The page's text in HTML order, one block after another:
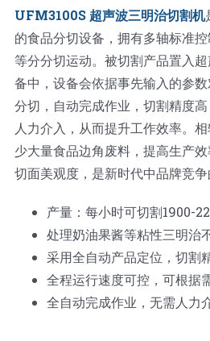
UFM3100S 超声波三明治切割机
的食品分切设备，拥有多轴标准
等分分切运动。被切割产品置入
备中，设备会依据事先输入的参数
分切，自动完成作业，切割精度
人力介入，从而提升工作效率。
少大量食品边角废料，提高生产
切面美观度，是新时代中品牌竞争
产量：每小时可切割1900-
处理奶油果酱等粘性三明治
采用全自动产品定位，切割
全程运行速度可控，可根据
全自动完成作业，无需人力